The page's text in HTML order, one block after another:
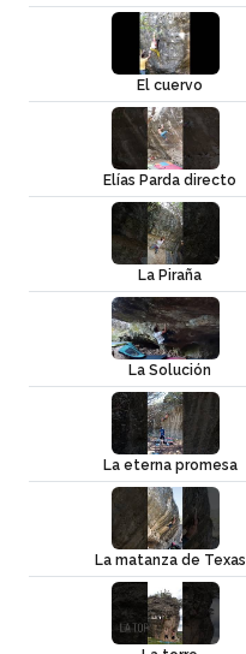
El cuervo
Elías Parda directo
La Piraña
La Solución
La eterna promesa
La matanza de Texas